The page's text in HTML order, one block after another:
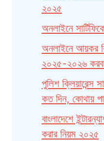
২০২৫
অনলাইনে
অনলাইনে আয়কর
২০২৫-২০২৬
পুলিশ ক্লিয়ারেন্স
কত দিন, কোথায়
বাংলাদেশে
করার নিয়ম ২০২৫